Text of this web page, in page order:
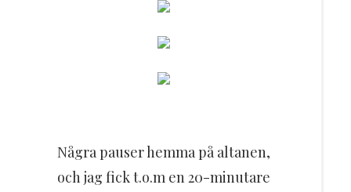
Några pauser hemma på altanen,
och jag fick t.o.m en 20-minutare